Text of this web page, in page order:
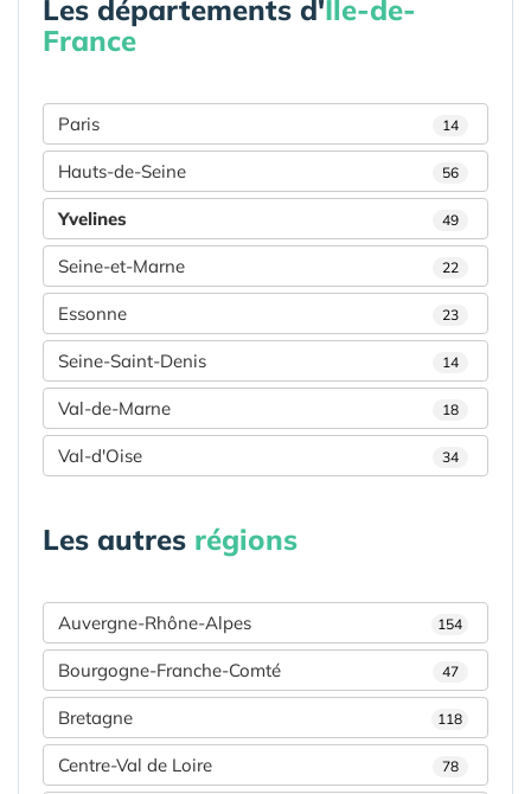
Les départements d'Île-de-
France
Paris 14
Hauts-de-Seine 56
Yvelines 49
Seine-et-Marne 22
Essonne 23
Seine-Saint-Denis 14
Val-de-Marne 18
Val-d'Oise 34
Les autres régions
Auvergne-Rhône-Alpes 154
Bourgogne-Franche-Comté 47
Bretagne 118
Centre-Val de Loire 78